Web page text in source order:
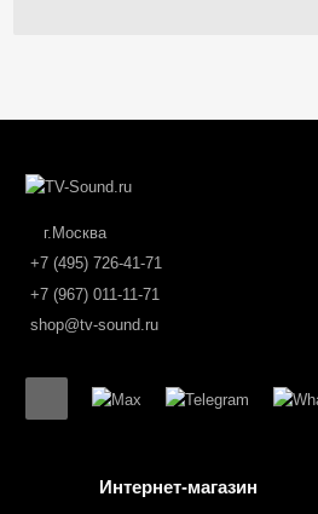
г.Москва
+7 (495) 726-41-71
+7 (967) 011-11-71
shop@tv-sound.ru
Интернет-магазин